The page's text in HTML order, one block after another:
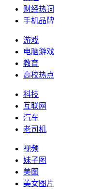
财经热词
手机品牌
游戏
电脑游戏
教育
高校热点
科技
互联网
汽车
老司机
视频
妹子图
美图
美女图片